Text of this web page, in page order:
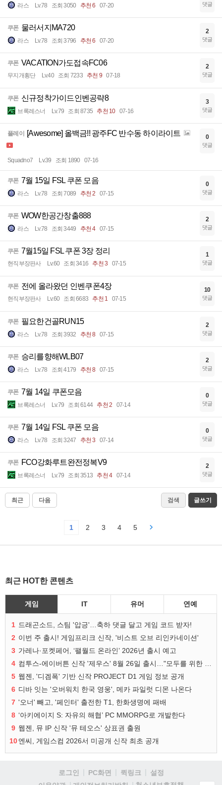
라스 Lv.78 조회 3050 추천 6 07-20 댓글
쿠폰 물러서지MA720
라스 Lv.78 조회 3796 추천 6 07-20
2
댓글
쿠폰 VACATION가도접속FC06
무지개횡단 Lv.40 조회 7233 추천 9 07-18
2
댓글
쿠폰 신규정착가이드인벤공략8
브록레스너 Lv.79 조회 8735 추천 10 07-16
3
댓글
플레이 [Awesome] 올백금!! 광주FC 반수동 하이라이트
Squadno7 Lv.39 조회 1890 07-16
0
댓글
쿠폰 7월 15일 FSL 쿠폰 모음
라스 Lv.78 조회 7089 추천 2 07-15
0
댓글
쿠폰 WOW한공간창출888
라스 Lv.78 조회 3449 추천 4 07-15
2
댓글
쿠폰 7월15일 FSL 쿠폰 3장 정리
현직부장판사 Lv.60 조회 3416 추천 3 07-15
1
댓글
쿠폰 전에 올라왔던 인벤쿠폰4장
현직부장판사 Lv.60 조회 6683 추천 1 07-15
10
댓글
쿠폰 필요한건골RUN15
라스 Lv.78 조회 3932 추천 8 07-15
2
댓글
쿠폰 승리를향해WLB07
라스 Lv.78 조회 4179 추천 8 07-15
2
댓글
쿠폰 7월 14일 쿠폰모음
브록레스너 Lv.79 조회 6144 추천 2 07-14
0
댓글
쿠폰 7월 14일 FSL 쿠폰 모음
라스 Lv.78 조회 3247 추천 3 07-14
0
댓글
쿠폰 FCO강화루트완전정복V9
브록레스너 Lv.79 조회 3513 추천 4 07-14
2
댓글
최근 다음 검색 글쓰기
1 2 3 4 5
최근 HOT한 콘텐츠
게임 IT 유머 연예
1 드래곤소드, 스팀 '압긍'…축하 댓글 달고 게임 코드 받자!
2 이번 주 출시! 게임프리크 신작, '비스트 오브 리인카네이션'
3 가레나·포켓페어, ‘팰월드 온라인’ 2026년 출시 예고
4
5 웹젠, '디겜폭' 기반 신작 PROJECT D1 게임 정보 공개
6 디바 잇는 '오버워치 한국 영웅', 메카 파일럿 디몬 나온다
7 '오너' 빼고, '페인터' 출전한 T1, 한화생명에 패배
8 ‘아키에이지 S: 자유의 해협’ PC MMORPG로 개발한다
9 웹젠, 뮤 IP 신작 '뮤 테오스' 상표권 출원
10엔씨, 게임스컴 2026서 미공개 신작 최초 공개
로그인 PC화면 퀵링크
설정